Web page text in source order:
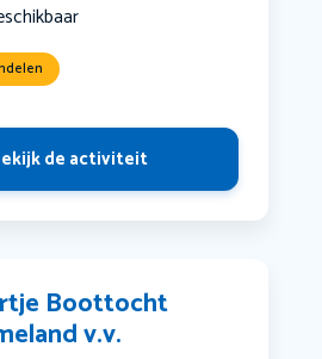
de activiteit
Boottocht
v.v.